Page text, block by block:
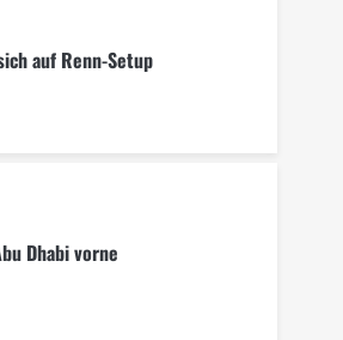
auf Renn-Setup
Dhabi vorne